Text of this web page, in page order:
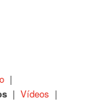
|
| Vídeos |